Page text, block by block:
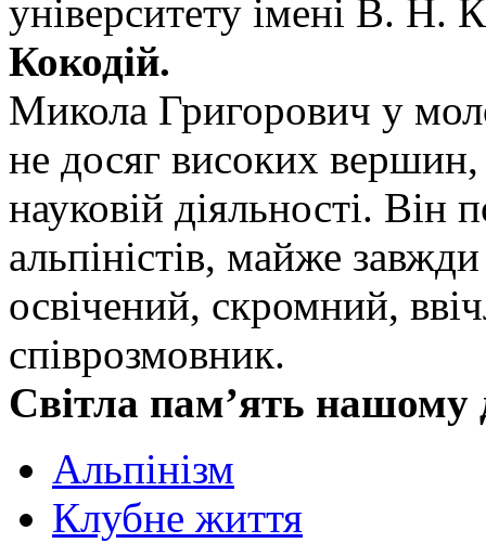
університету імені В. Н.
Кокодій.
Микола Григорович у
не досяг високих
науковій діяльності. Він
альпіністів, майже
освічений, скромний,
співрозмовник.
Світла пам’ять нашому
Альпінізм
Клубне життя